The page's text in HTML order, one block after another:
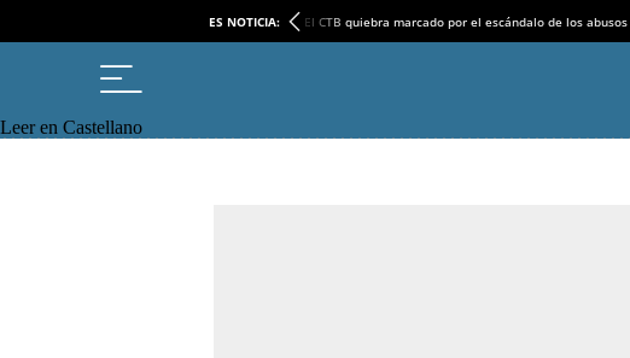
ES NOTICIA: El CTB quiebra marcado por el escándalo de los
Leer en Castellano